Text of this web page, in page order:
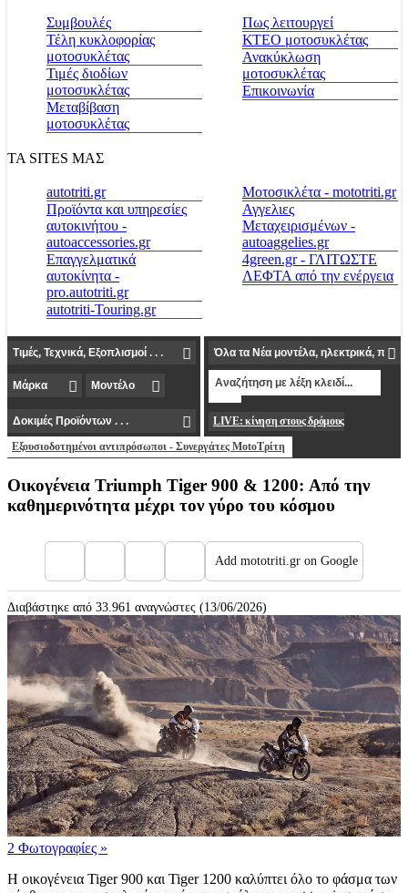
Συμβουλές
Τέλη κυκλοφορίας
μοτοσυκλέτας
Τιμές διοδίων
μοτοσυκλέτας
Μεταβίβαση
μοτοσυκλέτας
Πως λειτουργεί
ΚΤΕΟ μοτοσυκλέτας
Ανακύκλωση
μοτοσυκλέτας
Επικοινωνία
ΤΑ SITES ΜΑΣ
autotriti.gr
Προϊόντα και υπηρεσίες
αυτοκινήτου -
autoaccessories.gr
Επαγγελματικά
αυτοκίνητα -
pro.autotriti.gr
autotriti-Touring.gr
Μοτοσικλέτα - mototriti.gr
Αγγελιες
Μεταχειρισμένων -
autoaggelies.gr
4green.gr - ΓΛΙΤΩΣΤΕ
ΛΕΦΤΑ από την ενέργεια
LIVE: κίνηση στους δρόμους
Εξουσιοδοτημένοι αντιπρόσωποι - Συνεργάτες MotoΤρίτη
Οικογένεια Triumph Tiger 900 & 1200: Από την
καθημερινότητα μέχρι τον γύρο του κόσμου
Add mototriti.gr on Google
Διαβάστηκε από 33.961 αναγνώστες (13/06/2026)
2 Φωτογραφίες »
Η οικογένεια Tiger 900 και Tiger 1200 καλύπτει όλο το φάσμα των